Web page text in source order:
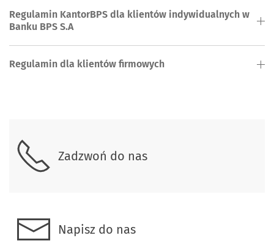
Regulamin KantorBPS dla klientów indywidualnych w
Banku BPS S.A
Regulamin dla klientów firmowych
Zadzwoń do nas
Napisz do nas